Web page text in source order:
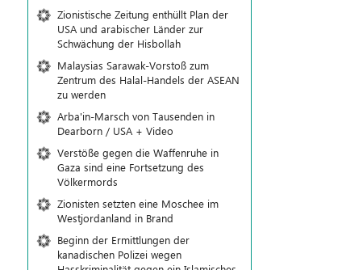
Zionistische Zeitung enthüllt Plan der
USA und arabischer Länder zur
Schwächung der Hisbollah
Malaysias Sarawak-Vorstoß zum
Zentrum des Halal-Handels der ASEAN
zu werden
Arba'in-Marsch von Tausenden in
Dearborn / USA + Video
Verstöße gegen die Waffenruhe in
Gaza sind eine Fortsetzung des
Völkermords
Zionisten setzten eine Moschee im
Westjordanland in Brand
Beginn der Ermittlungen der
kanadischen Polizei wegen